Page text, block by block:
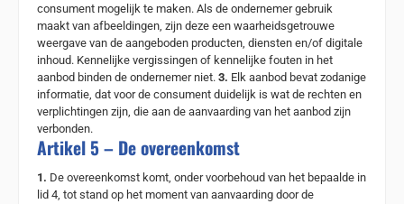
consument mogelijk te maken. Als de ondernemer gebruik
maakt van afbeeldingen, zijn deze een waarheidsgetrouwe
weergave van de aangeboden producten, diensten en/of digitale
inhoud. Kennelijke vergissingen of kennelijke fouten in het
aanbod binden de ondernemer niet. 3. Elk aanbod bevat zodanige
informatie, dat voor de consument duidelijk is wat de rechten en
verplichtingen zijn, die aan de aanvaarding van het aanbod zijn
verbonden.
Artikel 5 – De overeenkomst
1. De overeenkomst komt, onder voorbehoud van het bepaalde in
lid 4, tot stand op het moment van aanvaarding door de